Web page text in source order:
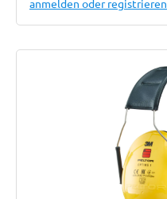
anmelden oder registrieren